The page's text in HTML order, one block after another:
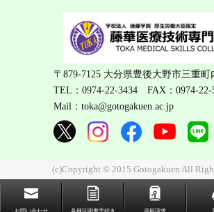
〒879-7125 大分県豊後大野市三重町
TEL：0974-22-3434 FAX：0974-22-
Mail：toka@gotogakuen.ac.jp
(c)Copyright © 2015 Gotogakuen All